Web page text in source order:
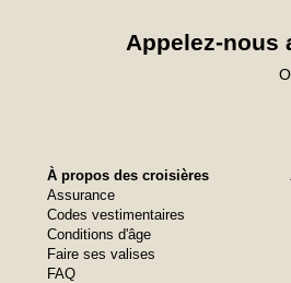
Appelez-nous
À propos des croisières
Assurance
Codes vestimentaires
Conditions d'âge
Faire ses valises
FAQ